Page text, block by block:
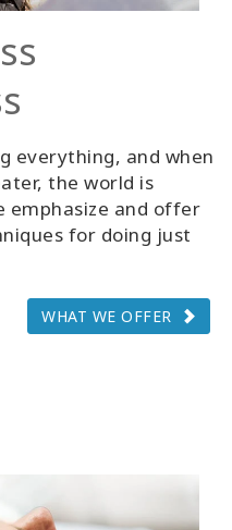
everything, and when
the world is
emphasize and offer
for doing just
WHAT WE OFFER